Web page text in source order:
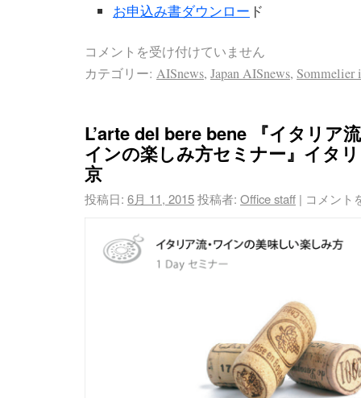
お申込み書ダウンロー ド
コメントを受け付けていません
カテゴリー: AISnews, Japan AISnews, Sommelier
L’arte del bere bene 『イタリア
インの楽しみ方セミナー』イタ
京
投稿日: 6月 11, 2015投稿者: Office staff | コメント